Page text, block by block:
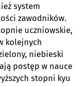
system
zawodników.
uczniowskie,
kolejnych
niebieski
postęp w nauce
stopni kyu